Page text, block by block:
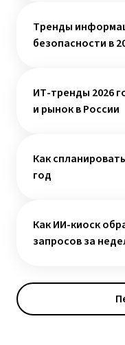
Тренды
безопасности в
ИТ-тренды 2026
и рынок в России
Как
год
Как ИИ-киоск
запросов за